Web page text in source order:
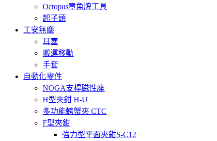
Octopus章魚牌工具
起子頭
工安無塵
耳塞
搬運移動
手套
自動化零件
NOGA支桿磁性座
H型夾鉗 H-U
多功能螃蟹夾 CTC
F型夾鉗
強力型平面夾鉗S-C12